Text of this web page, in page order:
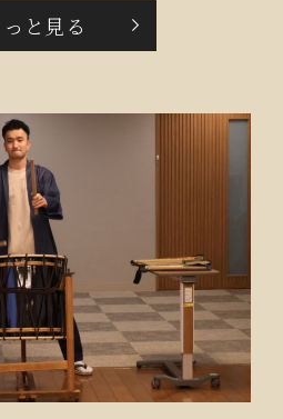
の他に『星に願いを』『見上
る方など皆様とても楽しんで
ルの『故郷』では皆さんで合
」と演者に声をかけられるな
ごしていただきました。
っと見る